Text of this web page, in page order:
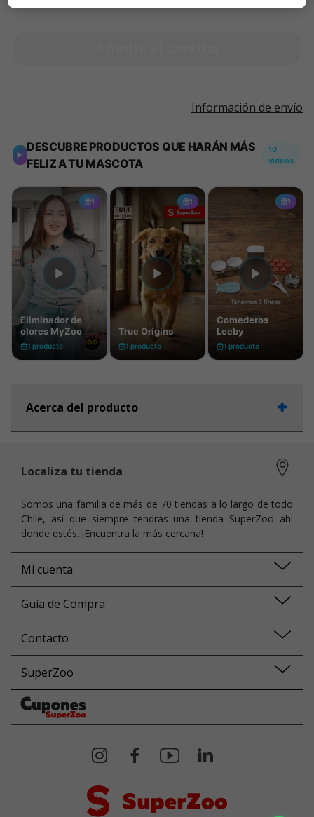
Información de envío
Acerca del producto
Localiza tu tienda
Somos una familia de más de 70 tiendas a lo largo de todo
Chile, así que siempre tendrás una tienda SuperZoo ahí
donde estés. ¡Encuentra la más cercana!
Mi cuenta
Guía de Compra
Contacto
SuperZoo